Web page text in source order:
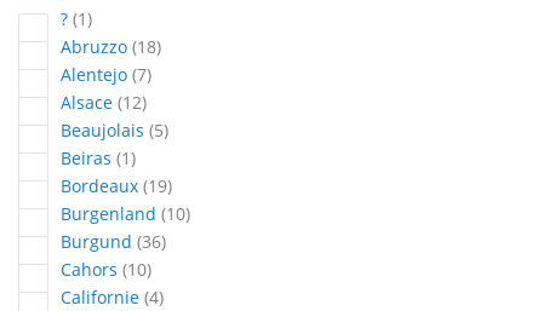
? 1article
Abruzzo 18articles
Alentejo 7articles
Alsace 12articles
Beaujolais 5articles
Beiras 1article
Bordeaux 19articles
Burgenland 10articles
Burgund 36articles
Cahors 10articles
Californie 4articles